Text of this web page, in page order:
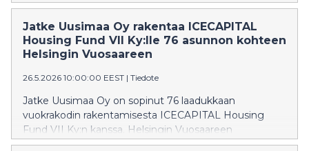
päässyt hyödyntämään aktiivisesti kehittämäänsä
puurakentamisen osaamista.
Jatke Uusimaa Oy rakentaa ICECAPITAL
Housing Fund VII Ky:lle 76 asunnon kohteen
Helsingin Vuosaareen
26.5.2026 10:00:00 EEST | Tiedote
Jatke Uusimaa Oy on sopinut 76 laadukkaan
vuokrakodin rakentamisesta ICECAPITAL Housing
Fund VII Ky:n kanssa. Helsingin Vuosaareen
valmistuvan asuntokohteen, Asunto Oy Helsingin